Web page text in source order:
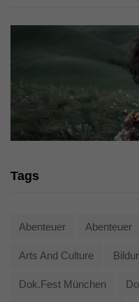
Tags
Abenteuer Abenteuer
Arts And Culture
Dok.fest München